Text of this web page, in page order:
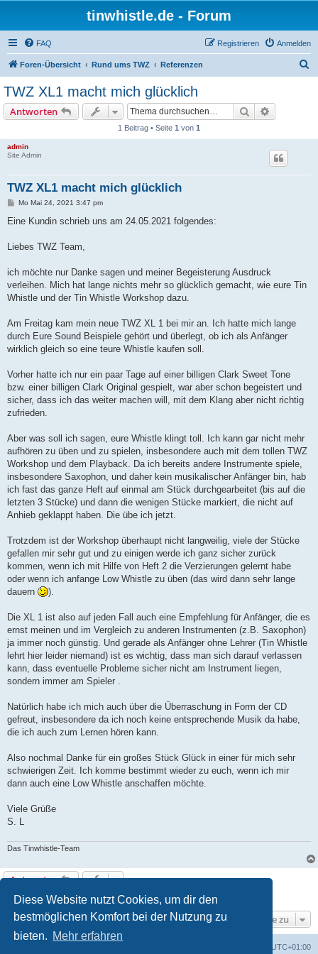
Diese Website nutzt Cookies, um dir den
bestmöglichen Komfort bei der Nutzung zu
bieten. Mehr erfahren
tinwhistle.de - Forum
FAQ Anmelden
Registrieren
Foren-Übersicht Rund ums TWZ Referenzen
TWZ XL1 macht mich glücklich
Antworten Suche
1 Beitrag • Seite 1 von 1
admin
Site Admin
TWZ XL1 macht mich glücklich
B
i
a
Mo Mai 24, 2021 3:47 pm
Eine Kundin schrieb uns am 24.05.2021 folgendes:
Liebes TWZ Team,
ich möchte nur Danke sagen und meiner Begeisterung Ausdruck
verleihen. Mich hat lange nichts mehr so glücklich gemacht, wie eure Tin
Whistle und der Tin Whistle Workshop dazu.
Am Freitag kam mein neue TWZ XL 1 bei mir an. Ich hatte mich lange
durch Eure Sound Beispiele gehört und überlegt, ob ich als Anfänger
wirklich gleich so eine teure Whistle kaufen soll.
Vorher hatte ich nur ein paar Tage auf einer billigen Clark Sweet Tone
bzw. einer billigen Clark Original gespielt, war aber schon begeistert und
sicher, dass ich das weiter machen will, mit dem Klang aber nicht richtig
zufrieden.
Aber was soll ich sagen, eure Whistle klingt toll. Ich kann gar nicht mehr
aufhören zu üben und zu spielen, insbesondere auch mit dem tollen TWZ
Workshop und dem Playback. Da ich bereits andere Instrumente spiele,
insbesondere Saxophon, und daher kein musikalischer Anfänger bin, hab
ich fast das ganze Heft auf einmal am Stück durchgearbeitet (bis auf die
letzten 3 Stücke) und dann die wenigen Stücke markiert, die nicht auf
Anhieb geklappt haben. Die übe ich jetzt.
Trotzdem ist der Workshop überhaupt nicht langweilig, viele der Stücke
gefallen mir sehr gut und zu einigen werde ich ganz sicher zurück
kommen, wenn ich mit Hilfe von Heft 2 die Verzierungen gelernt habe
oder wenn ich anfange Low Whistle zu üben (das wird dann sehr lange
dauern
).
Die XL 1 ist also auf jeden Fall auch eine Empfehlung für Anfänger, die es
ernst meinen und im Vergleich zu anderen Instrumenten (z.B. Saxophon)
ja immer noch günstig. Und gerade als Anfänger ohne Lehrer (Tin Whistle
lehrt hier leider niemand) ist es wichtig, dass man sich darauf verlassen
kann, dass eventuelle Probleme sicher nicht am Instrument liegen,
sondern immer am Spieler .
Natürlich habe ich mich auch über die Überraschung in Form der CD
gefreut, insbesondere da ich noch keine entsprechende Musik da habe,
die ich auch zum Lernen hören kann.
Also nochmal Danke für ein großes Stück Glück in einer für mich sehr
schwierigen Zeit. Ich komme bestimmt wieder zu euch, wenn ich mir
dann auch eine Low Whistle anschaffen möchte.
Viele Grüße
S. L
Das Tinwhistle-Team
Antworten
1 Beitrag • Seite1von 1
Gehe zu
UTC+01:00